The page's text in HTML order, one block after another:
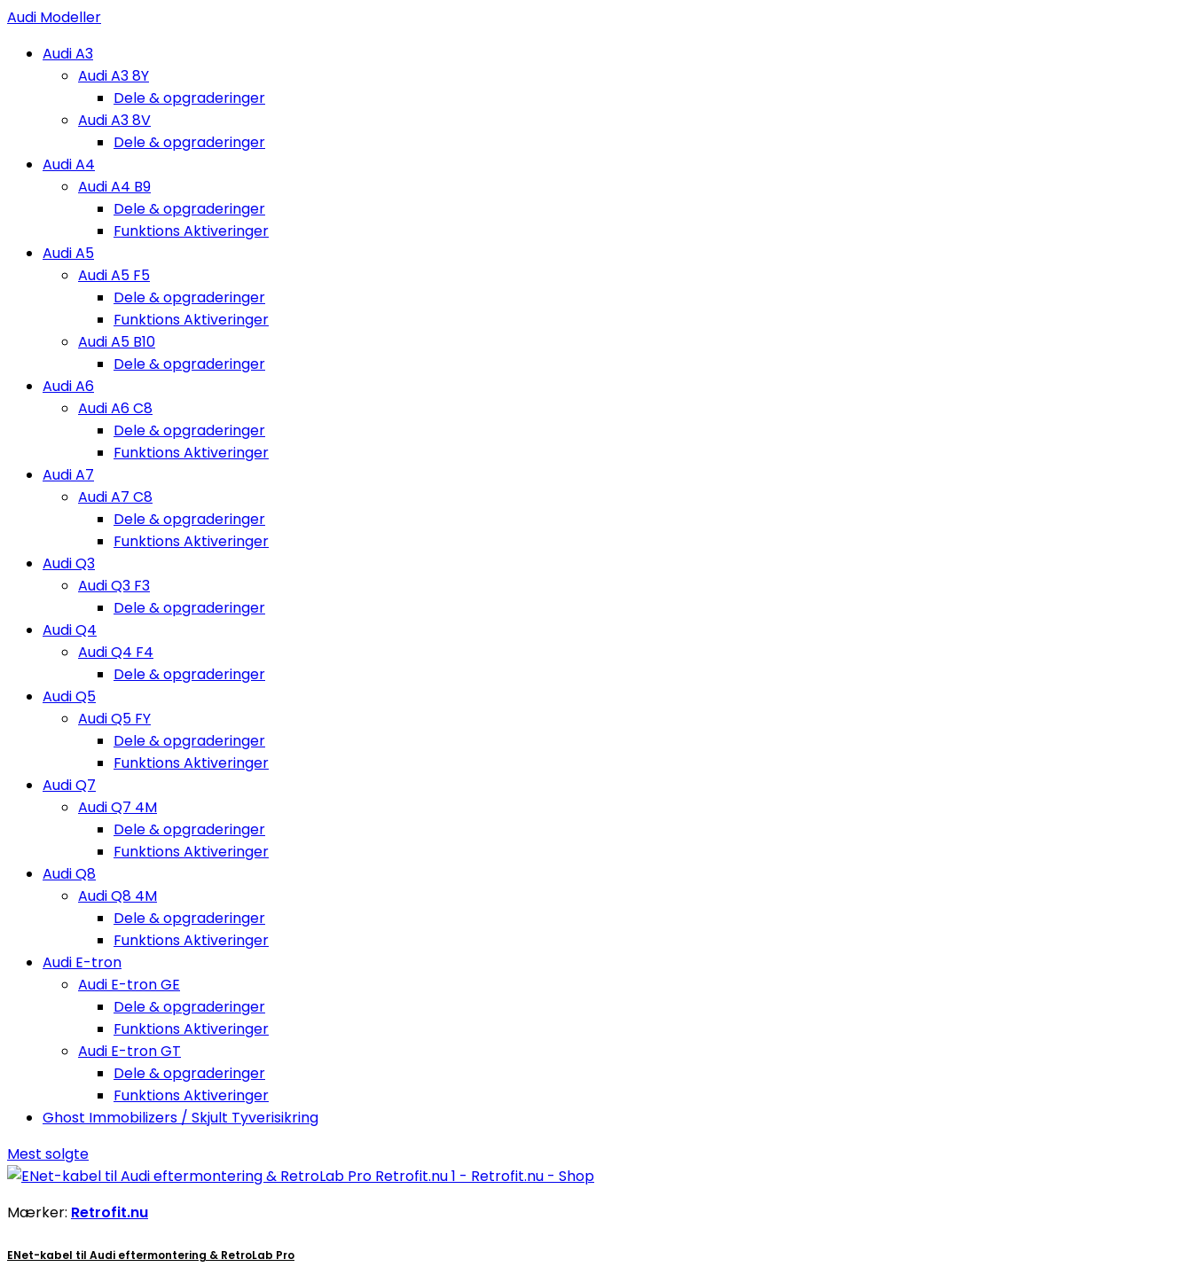
Audi Modeller
Audi A3
Audi A3 8Y
Dele & opgraderinger
Audi A3 8V
Dele & opgraderinger
Audi A4
Audi A4 B9
Dele & opgraderinger
Funktions Aktiveringer
Audi A5
Audi A5 F5
Dele & opgraderinger
Funktions Aktiveringer
Audi A5 B10
Dele & opgraderinger
Audi A6
Audi A6 C8
Dele & opgraderinger
Funktions Aktiveringer
Audi A7
Audi A7 C8
Dele & opgraderinger
Funktions Aktiveringer
Audi Q3
Audi Q3 F3
Dele & opgraderinger
Audi Q4
Audi Q4 F4
Dele & opgraderinger
Audi Q5
Audi Q5 FY
Dele & opgraderinger
Funktions Aktiveringer
Audi Q7
Audi Q7 4M
Dele & opgraderinger
Funktions Aktiveringer
Audi Q8
Audi Q8 4M
Dele & opgraderinger
Funktions Aktiveringer
Audi E-tron
Audi E-tron GE
Dele & opgraderinger
Funktions Aktiveringer
Audi E-tron GT
Dele & opgraderinger
Funktions Aktiveringer
Ghost Immobilizers / Skjult Tyverisikring
Mest solgte
Mærker: Retrofit.nu
ENet-kabel til Audi eftermontering & RetroLab Pro